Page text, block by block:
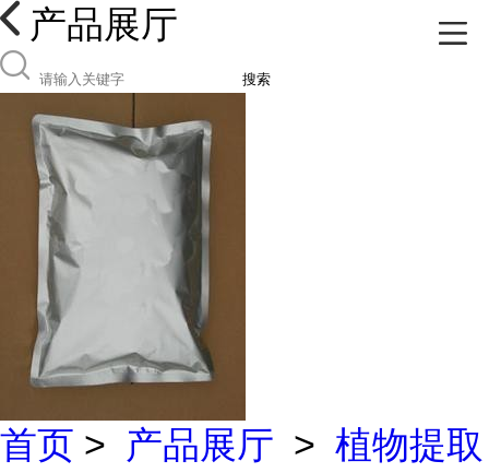
产品展厅
搜索
首页 > 产品展厅 > 植物提取